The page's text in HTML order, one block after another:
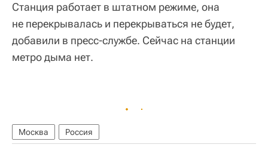
Станция работает в штатном режиме, она
не перекрывалась и перекрываться не будет,
добавили в пресс-службе. Сейчас на станции
метро дыма нет.
Москва Россия